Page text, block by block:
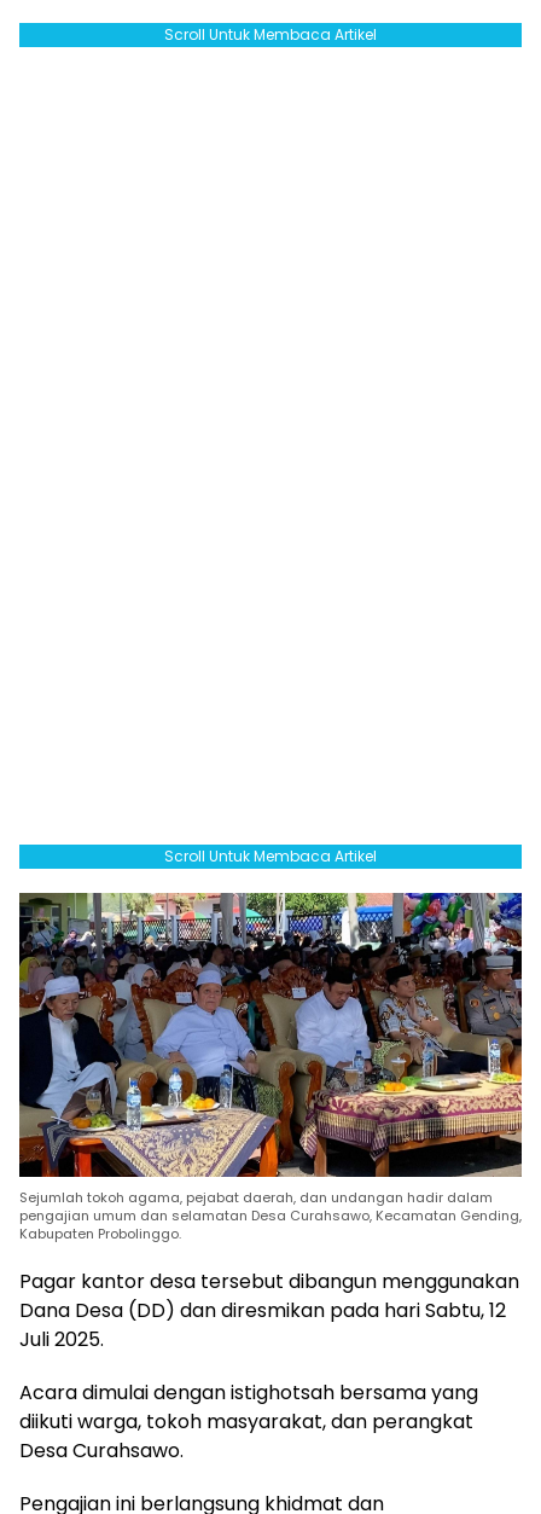
Scroll Untuk Membaca Artikel
Scroll Untuk Membaca Artikel
Sejumlah tokoh agama, pejabat daerah, dan undangan hadir dalam
pengajian umum dan selamatan Desa Curahsawo, Kecamatan Gending,
Kabupaten Probolinggo.
Pagar kantor desa tersebut dibangun menggunakan
Dana Desa (DD) dan diresmikan pada hari Sabtu, 12
Juli 2025.
Acara dimulai dengan istighotsah bersama yang
diikuti warga, tokoh masyarakat, dan perangkat
Desa Curahsawo.
Pengajian ini berlangsung khidmat dan